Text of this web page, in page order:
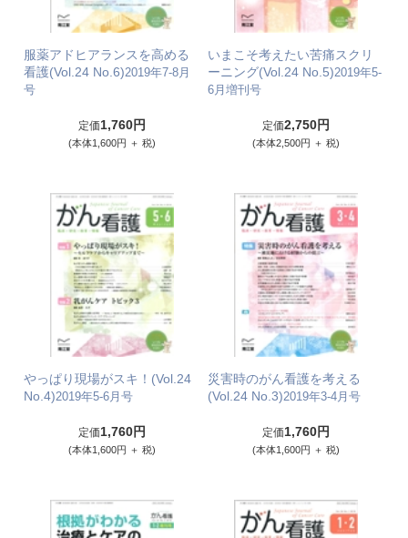
服薬アドヒアランスを高める
看護(Vol.24 No.6)2019年7-8月
号
定価1,760円
(本体1,600円 ＋ 税)
いまこそ考えたい苦痛スクリ
ーニング(Vol.24 No.5)2019年5-
6月増刊号
定価2,750円
(本体2,500円 ＋ 税)
やっぱり現場がスキ！(Vol.24
No.4)2019年5-6月号
定価1,760円
(本体1,600円 ＋ 税)
災害時のがん看護を考える
(Vol.24 No.3)2019年3-4月号
定価1,760円
(本体1,600円 ＋ 税)